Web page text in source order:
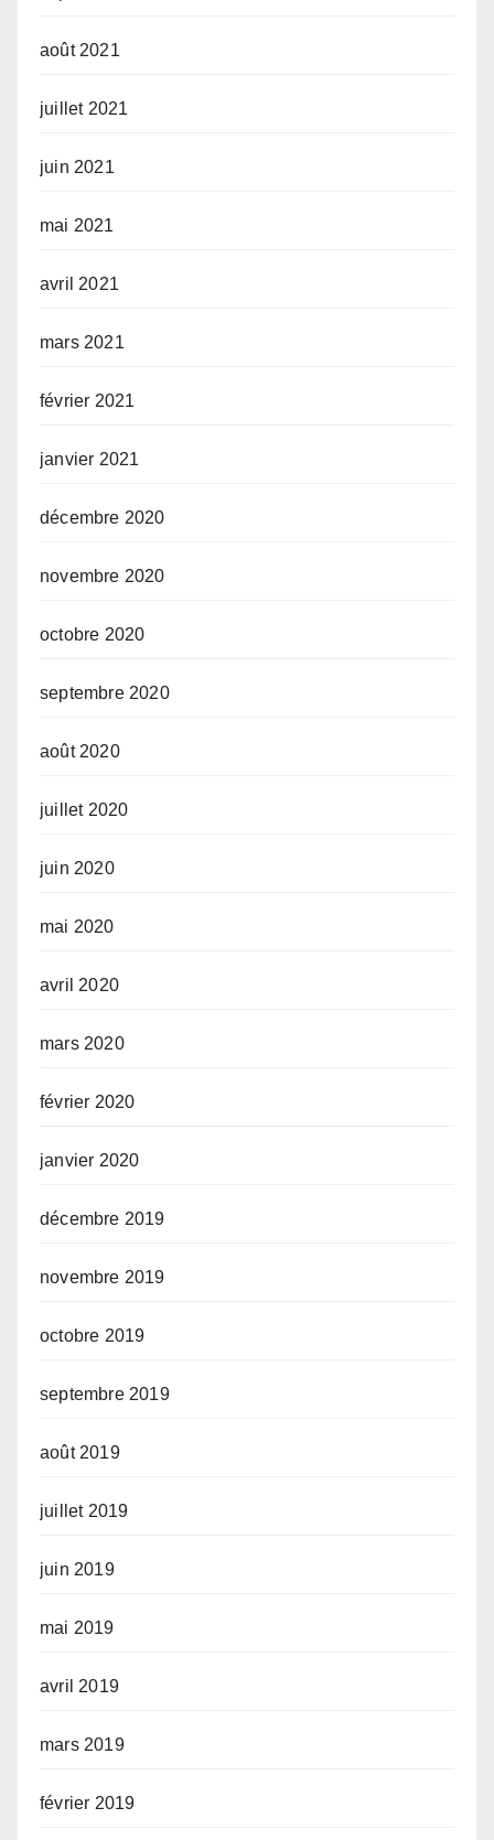
août 2021
juillet 2021
juin 2021
mai 2021
avril 2021
mars 2021
février 2021
janvier 2021
décembre 2020
novembre 2020
octobre 2020
septembre 2020
août 2020
juillet 2020
juin 2020
mai 2020
avril 2020
mars 2020
février 2020
janvier 2020
décembre 2019
novembre 2019
octobre 2019
septembre 2019
août 2019
juillet 2019
juin 2019
mai 2019
avril 2019
mars 2019
février 2019